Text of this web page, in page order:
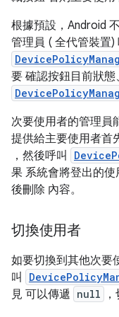
根據預設，Android
管理員 ( 全代管裝置)
要 確認按鈕目前狀態
次要使用者的管理員
提供給主要使用者首
，然後呼叫
果 系統會將登出的
後刪除 內容。
切換使用者
如要切換到其他次要
叫
見 可以傳遞 null